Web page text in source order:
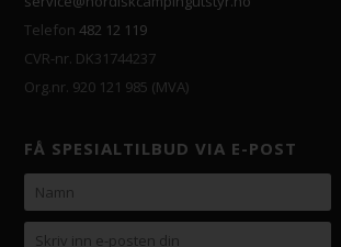
Telefon482 12 119
CVR-nr. DK31744237
Org.nr. 920 121 985 (MVA)
FÅ SPESIALTILBUD VIA E-POST